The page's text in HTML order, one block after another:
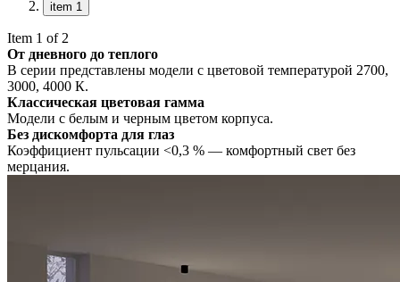
item 1
Item 1 of 2
От дневного до теплого
В серии представлены модели с цветовой температурой 2700,
3000, 4000 К.
Классическая цветовая гамма
Модели с белым и черным цветом корпуса.
Без дискомфорта для глаз
Коэффициент пульсации <0,3 % — комфортный свет без
мерцания.